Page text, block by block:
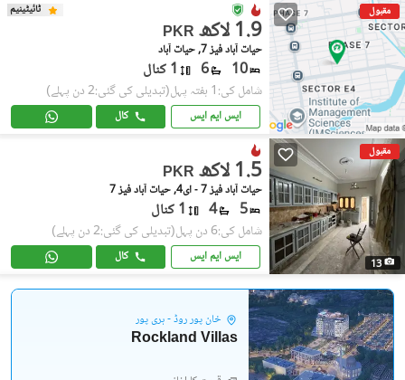
مقبول ٹائیٹینیم
PKR 1.9 لاکھ
حیات آباد فیز 7, حیات آباد
10
6 1 کنال
شامل کی:1 ہفتہ پہل (تبدیلی کی گئی:2 دن پہلے)
ایس ایم ایس کال
مقبول
13
PKR 1.5 لاکھ
حیات آباد فیز 7 - ای4, حیات آباد فیز 7
5
4 1 کنال
شامل کی:6 دن پہل (تبدیلی کی گئی:2 دن پہلے)
ایس ایم ایس کال
خان پور روڈ - ہری پور
Rockland Villas